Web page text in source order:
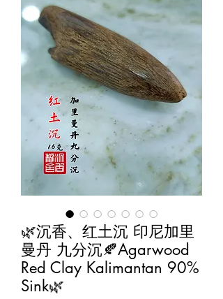
🌿沉香、红土沉 印尼加里
曼丹 九分沉🍂Agarwood
Red Clay Kalimantan 90%
Sink🌿